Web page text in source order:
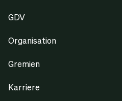
GDV
Organisation
Gremien
Karriere